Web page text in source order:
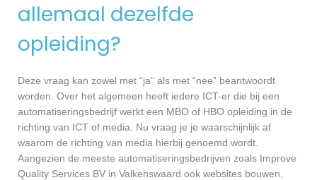
allemaal dezelfde
opleiding?
Deze vraag kan zowel met “ja” als met “nee” beantwoordt
worden. Over het algemeen heeft iedere ICT-er die bij een
automatiseringsbedrijf werkt een MBO of HBO opleiding in de
richting van ICT of media. Nu vraag je je waarschijnlijk af
waarom de richting van media hierbij genoemd wordt.
Aangezien de meeste automatiseringsbedrijven zoals Improve
Quality Services BV in Valkenswaard ook websites bouwen,